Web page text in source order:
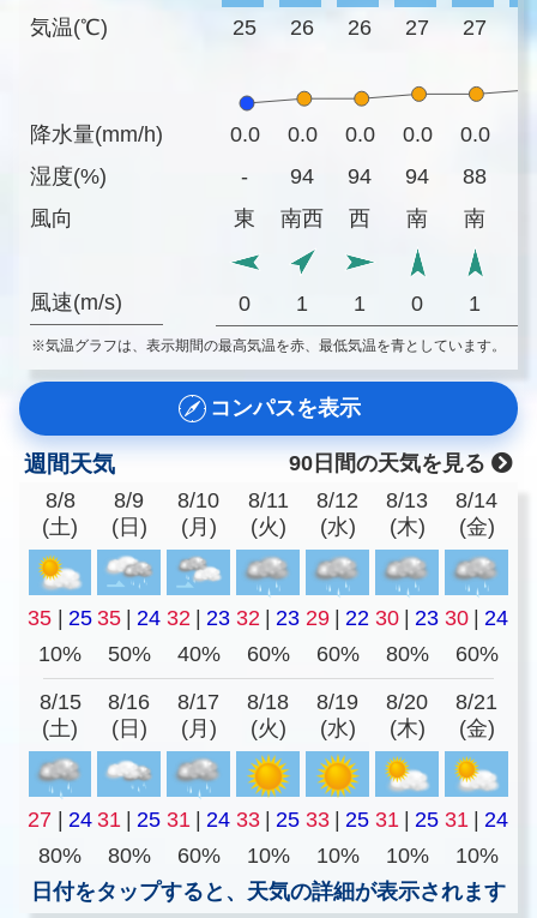
気温(℃)
降水量(mm/h)
湿度(%)
風向
風速(m/s)
25 26 26 27 27
0.0 0.0 0.0 0.0 0.0
-
94 94 94 88
東
南西 西 南 南
0 1 1 0 1
※気温グラフは、表示期間の最高気温を赤、最低気温を青としています。
コンパスを表示
週間天気
90日間の天気を見る
8/8
(土)
8/9
(日)
8/10
(月)
8/11
(火)
8/12
(水)
8/13
(木)
8/14
(金)
35 | 25 35 | 24 32 | 23 32 | 23 29 | 22 30 | 23 30 | 24
10%
50% 40% 60% 60% 80% 60%
8/15
(土)
8/16
(日)
8/17
(月)
8/18
(火)
8/19
(水)
8/20
(木)
8/21
(金)
27 24 31 25 31 24 33 25 33 25 31 25 31
24
80%
80% 60% 10% 10% 10%
10%
日付をタップすると、天気の詳細が表示されます